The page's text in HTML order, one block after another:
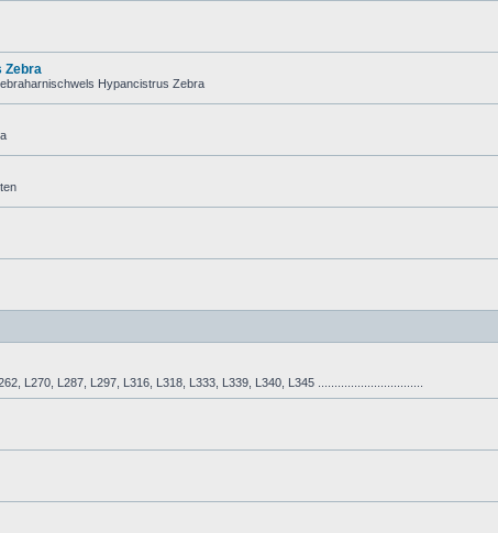
Zebra
Hypancistrus Zebra
L270, L287, L297, L316, L318, L333, L339, L340, L345 ................................